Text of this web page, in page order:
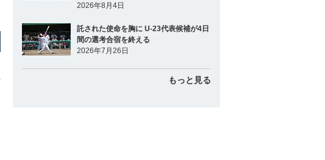
2026年8月4日
託された使命を胸に U-23代表候補が4日
間の選考合宿を終える
2026年7月26日
もっと見る